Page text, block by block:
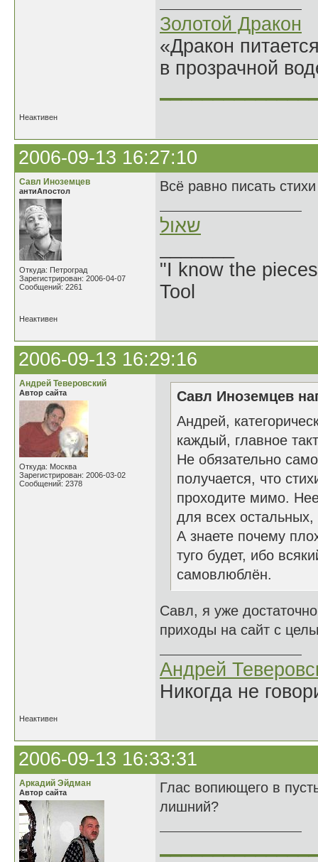
Золотой Дракон
«Дракон
в прозрачной
Неактивен
2006-09-13 16:27:10
Савл Иноземцев
антиАпостол
Откуда: Петроград
Зарегистрирован: 2006-04-07
Сообщений: 2261
Всё равно писать
שאול
"I know the
Tool
Неактивен
2006-09-13 16:29:16
Андрей Теверовский
Автор сайта
Откуда: Москва
Зарегистрирован: 2006-03-02
Сообщений: 2378
Савл Иноземцев
Андрей,
каждый, главное
Не обязательно
получается, что
проходите мимо.
для всех
А знаете почему
туго будет, ибо
самовлюблён.
Савл, я уже
приходы на сайт с
Андрей
Никогда не
Неактивен
2006-09-13 16:33:31
Аркадий Эйдман
Автор сайта
Глас вопиющего в
лишний?